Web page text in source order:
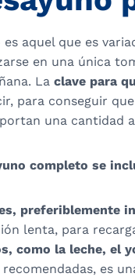
es aquel que es
en una única
La clave para
para conseguir
una cantidad
completo se
preferiblemente
lenta, para
como la leche, el
recomendadas, es